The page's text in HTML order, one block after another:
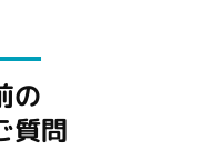
の
質問